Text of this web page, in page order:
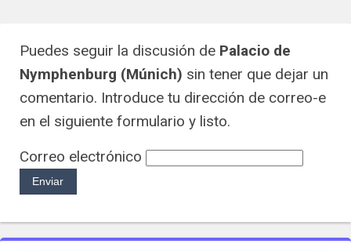
Puedes seguir la discusión de Palacio de
Nymphenburg (Múnich) sin tener que dejar un
comentario. Introduce tu dirección de correo-e
en el siguiente formulario y listo.
Correo electrónico